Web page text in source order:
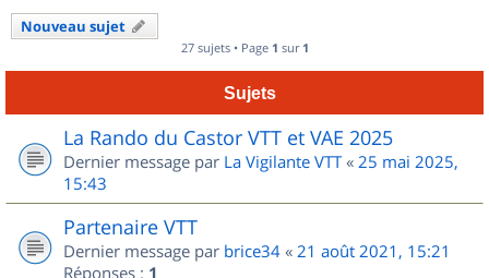
Nouveau sujet
27 sujets • Page 1 sur 1
Sujets
La Rando du Castor VTT et VAE 2025
Dernier message par La Vigilante VTT« 25 mai 2025,
15:43
Partenaire VTT
Dernier message par brice34 « 21 août 2021, 15:21
Réponses : 1